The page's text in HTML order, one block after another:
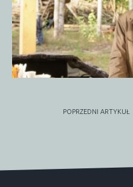
POPRZEDNI ARTYKUŁ